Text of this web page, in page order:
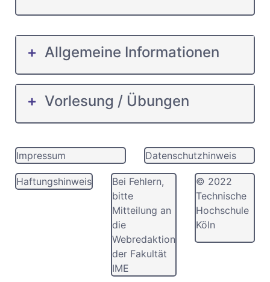
Allgemeine Informationen
Vorlesung / Übungen
Impressum Datenschutzhinweis
Haftungshinweis
Bei Fehlern,
bitte
Mitteilung an
die
Webredaktion
der Fakultät
IME
© 2022
Technische
Hochschule
Köln